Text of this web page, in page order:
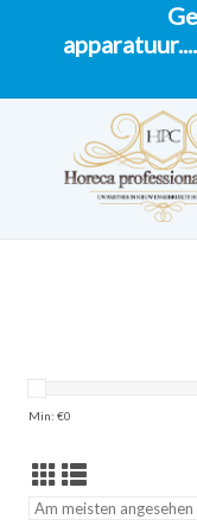
Min: €0